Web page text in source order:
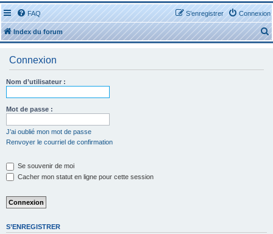
FAQ Connexion
S’enregistrer
Index du forum
e
Connexion
Nom d’utilisateur :
Mot de passe :
J’ai oublié mon mot de passe
Renvoyer le courriel de confirmation
Se souvenir de moi
Cacher mon statut en ligne pour cette session
S’ENREGISTRER